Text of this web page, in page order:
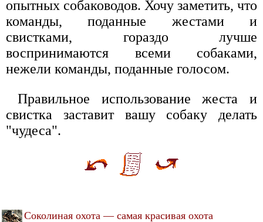
опытных собаководов. Хочу заметить, что
команды, поданные жестами и
свистками, гораздо лучше
воспринимаются всеми собаками,
нежели команды, поданные голосом.
Правильное использование жеста и
свистка заставит вашу собаку делать
"чудеса".
Соколиная охота — самая красивая охота